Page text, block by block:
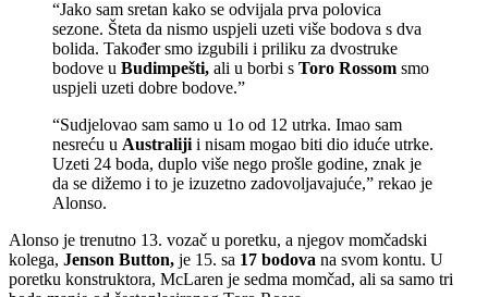
“Jako sam sretan kako se odvijala prva polovica
sezone. Šteta da nismo uspjeli uzeti više bodova s dva
bolida. Također smo izgubili i priliku za dvostruke
bodove u Budimpešti, ali u borbi s Toro Rossom smo
uspjeli uzeti dobre bodove.”
“Sudjelovao sam samo u 1o od 12 utrka. Imao sam
nesreću u Australiji i nisam mogao biti dio iduće utrke.
Uzeti 24 boda, duplo više nego prošle godine, znak je
da se dižemo i to je izuzetno zadovoljavajuće,” rekao je
Alonso.
Alonso je trenutno 13. vozač u poretku, a njegov momčadski
kolega, Jenson Button, je 15. sa 17 bodova na svom kontu. U
poretku konstruktora, McLaren je sedma momčad, ali sa samo tri